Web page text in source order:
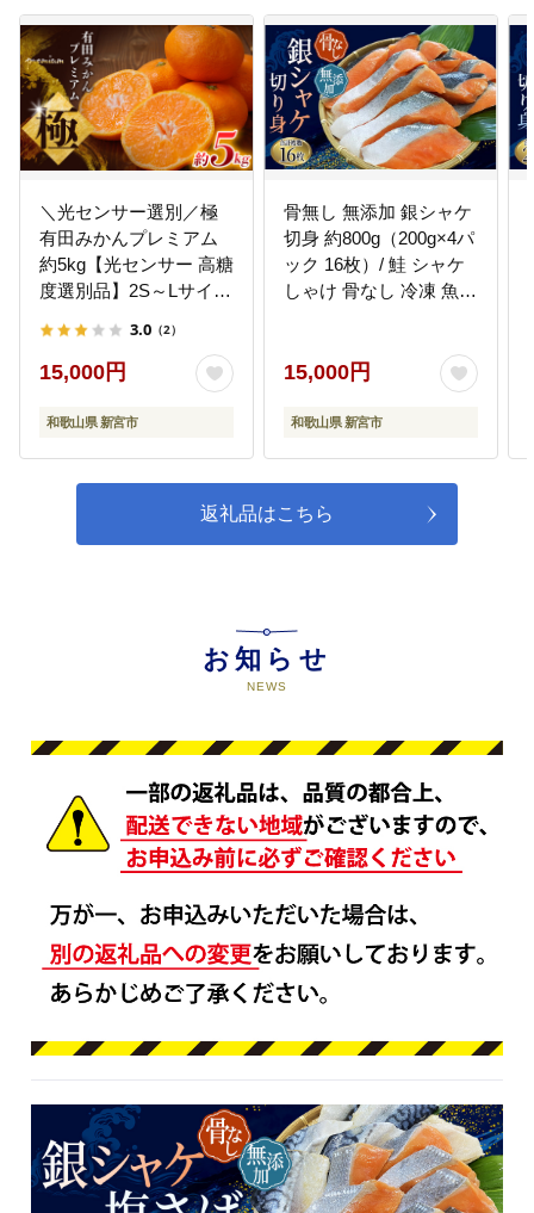
＼光センサー選別／極
有田みかんプレミアム
約5kg【光センサー 高糖
度選別品】2S～Lサイズ
年11月～2027年1月に順
次発送予定 ※北海道・
沖縄・離島への配送不
可 【nuk155G】
3.0 （2）
15,000円
和歌山県 新宮市
骨無し 無添加 銀シャケ
切身 約800g（200g×4パ
ック 16枚）/ 鮭 シャケ
しゃけ 骨なし 冷凍 魚
とした やわらかい 美味
15,000円
和歌山県 新宮市
返礼品はこちら
お知らせ
NEWS